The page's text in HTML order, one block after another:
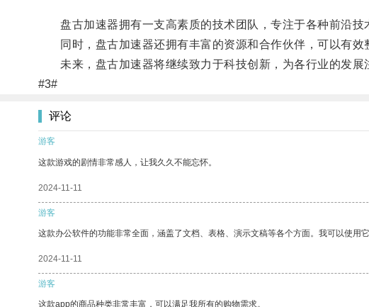
盘古加速器拥有一支高素质的技术团队，专注于各种前沿技
同时，盘古加速器还拥有丰富的资源和合作伙伴，可以有效
未来，盘古加速器将继续致力于科技创新，为各行业的发展
#3#
评论
游客
这款游戏的剧情非常感人，让我久久不能忘怀。
2024-11-11
游客
这款办公软件的功能非常全面，涵盖了文档、表格、演示文稿等各个方面。我可以使用
2024-11-11
游客
这款app的商品种类非常丰富，可以满足我所有的购物需求。